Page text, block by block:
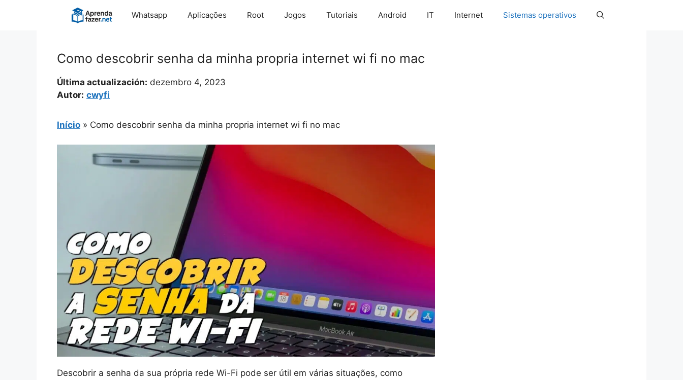
Whatsapp Aplicações Root Jogos Tutoriais Android IT Internet Sistemas operativos
Como descobrir senha da minha propria internet wi fi no mac
Última actualización: dezembro 4, 2023
Autor: cwyfi
Início » Como descobrir senha da minha propria internet wi fi no mac
Descobrir a senha da sua própria rede Wi-Fi pode ser útil em várias situações, como